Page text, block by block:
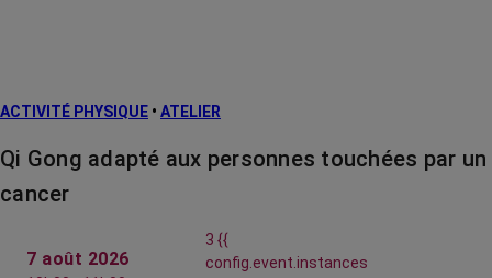
ACTIVITÉ PHYSIQUE • ATELIER
Qi Gong adapté aux personnes touchées par un
cancer
7 août 2026
3 {{
config.event.instances